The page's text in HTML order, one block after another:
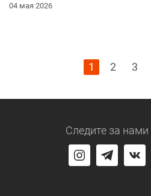
04 мая 2026
1 2 3
Следите за нами